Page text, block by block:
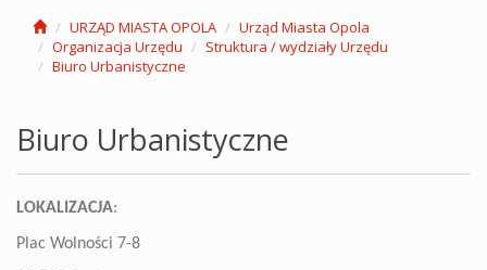
URZĄD MIASTA OPOLA
Urząd Miasta Opola
Organizacja Urzędu
Struktura / wydziały Urzędu
Biuro Urbanistyczne
Biuro Urbanistyczne
LOKALIZACJA:
Plac Wolności 7-8